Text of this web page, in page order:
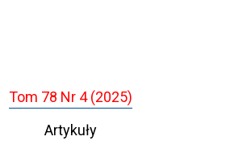
Tom 78 Nr 4 (2025)
Artykuły